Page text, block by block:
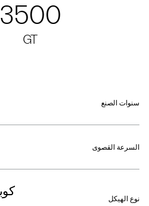
3500
GT
سنوات الصنع
السرعة القصوى
نوع الهيكل